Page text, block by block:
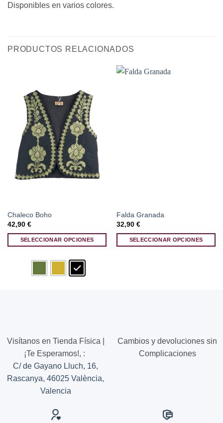
Disponibles en varios colores.
PRODUCTOS RELACIONADOS
Chaleco Boho
42,90 €
SELECCIONAR OPCIONES
producto
elegir
página
Falda Granada
32,90 €
SELECCIONAR OPCIONES
elegir
Visítanos en Tienda Física |
¡Te Esperamos!, :
C/ de Gayano Lluch, 16,
Rascanya, 46025 València,
Valencia
Cambios y devoluciones sin
Complicaciones